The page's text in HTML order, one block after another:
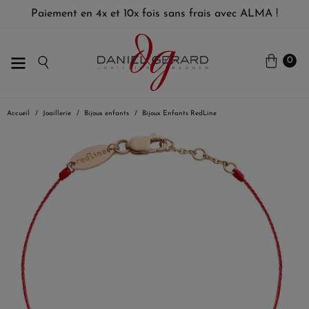
Paiement en 4x et 10x fois sans frais avec ALMA !
0
Accueil Joaillerie Bijoux enfants Bijoux Enfants RedLine